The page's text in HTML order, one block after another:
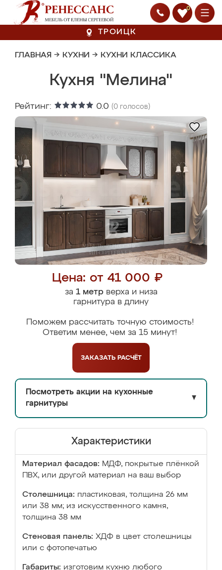
0
ТРОИЦК
ГЛАВНАЯ → КУХНИ → КУХНИ КЛАССИКА
Кухня "Мелина"
Рейтинг: 0.0 (0 голосов)
Цена: от 41 000 ₽
за 1 метрверха и низа
гарнитура в длину
Поможем рассчитать точную стоимость!
Ответим менее, чем за 15 минут!
ЗАКАЗАТЬ РАСЧЁТ
Посмотреть акции на кухонные
гарнитуры
▼
Характеристики
Материал фасадов: МДФ, покрытые плёнкой
ПВХ, или другой материал на ваш выбор
Столешница: пластиковая, толщина 26 мм
или 38 мм; из искусственного камня,
толщина 38 мм
Стеновая панель: ХДФ в цвет столешницы
или с фотопечатью
Габариты: изготовим кухню любого